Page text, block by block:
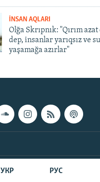
УКР РУС
İNSAN AQLARI
Olğa Skrıpnık: "Qırım
dep, insanlar yarıqsız ve
yaşamağa azırlar"
© Qırım.Aqiqat, 2026 | All